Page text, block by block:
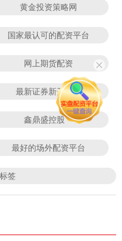
黄金投资策略网
国家最认可的配资平台
网上期货配资
最新证券新开户数
鑫鼎盛控股
最好的场外配资平台
签